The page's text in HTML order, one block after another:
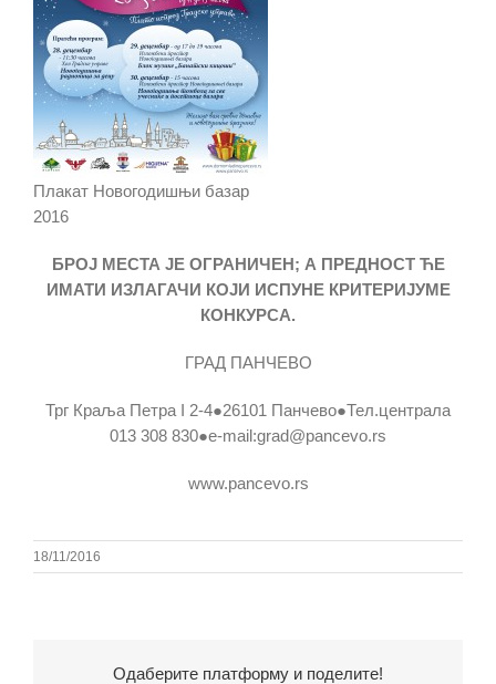
Плакат Новогодишњи базар
2016
БРОЈ МЕСТА ЈЕ ОГРАНИЧЕН; А ПРЕДНОСТ ЋЕ
ИМАТИ ИЗЛАГАЧИ КОЈИ ИСПУНЕ КРИТЕРИЈУМЕ
КОНКУРСА.
ГРАД ПАНЧЕВО
Трг Краља Петра I 2-4●26101 Панчево●Тел.централа
013 308 830●е-mail:grad@pancevo.rs
www.pancevo.rs
18/11/2016
Одаберите платформу и поделите!